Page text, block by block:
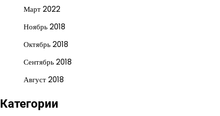
Март 2022
Ноябрь 2018
Октябрь 2018
Сентябрь 2018
Август 2018
Категории